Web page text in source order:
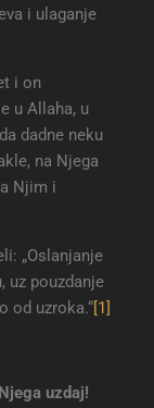
i ulaganje
i on
u Allaha, u
dadne neku
na Njega
Njim i
„Oslanjanje
uz pouzdanje
od uzroka.“[1]
uzdaj!